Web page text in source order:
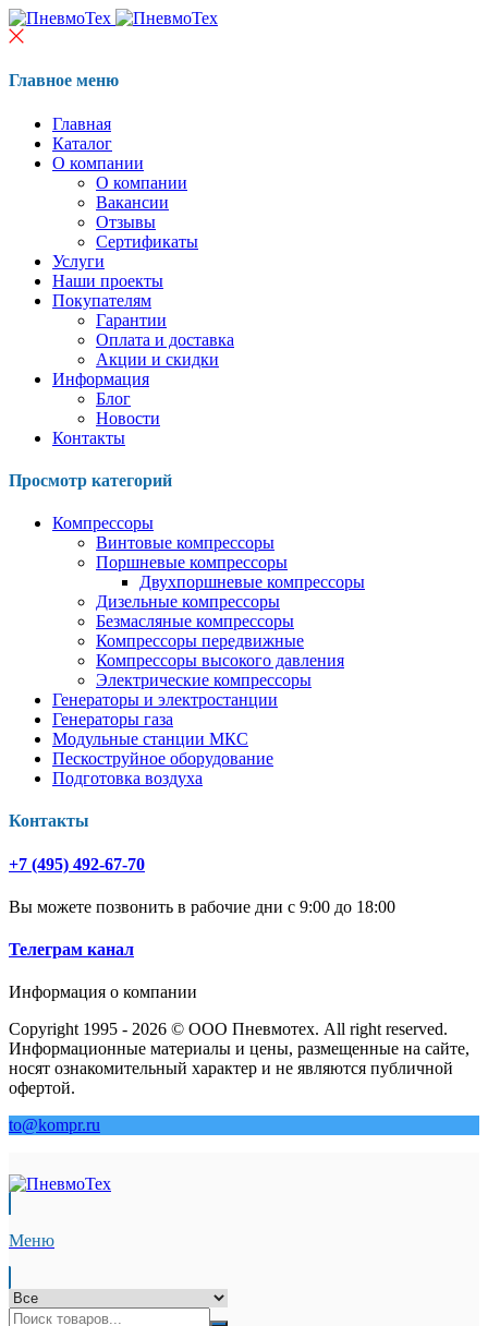
Главное меню
Главная
Каталог
О компании
О компании
Вакансии
Отзывы
Сертификаты
Услуги
Наши проекты
Покупателям
Гарантии
Оплата и доставка
Акции и скидки
Информация
Блог
Новости
Контакты
Просмотр категорий
Компрессоры
Винтовые компрессоры
Поршневые компрессоры
Двухпоршневые компрессоры
Дизельные компрессоры
Безмасляные компрессоры
Компрессоры передвижные
Компрессоры высокого давления
Электрические компрессоры
Генераторы и электростанции
Генераторы газа
Модульные станции МКС
Пескоструйное оборудование
Подготовка воздуха
Контакты
+7 (495) 492-67-70
Вы можете позвонить в рабочие дни с 9:00 до 18:00
Телеграм канал
Информация о компании
Copyright 1995 - 2026 © ООО Пневмотех. All right reserved.
Информационные материалы и цены, размещенные на сайте,
носят ознакомительный характер и не являются публичной
офертой.
to@kompr.ru
Меню